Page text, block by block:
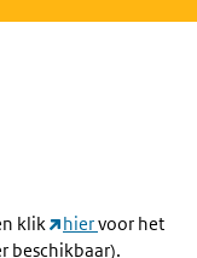
klik hiervoor het
beschikbaar).